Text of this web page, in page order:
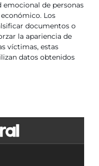
emocional de personas
Los
documentos o
la apariencia de
víctimas, estas
datos obtenidos